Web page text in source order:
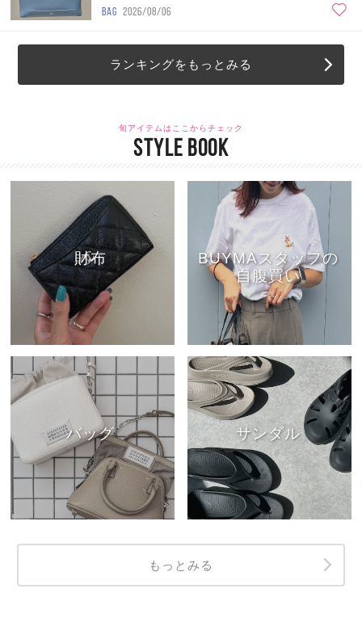
BAG 2026/08/06
ランキングをもっとみる
旬アイテムはここからチェック
STYLE BOOK
財布
BUYMAスタッフの
自腹買い
バッグ サンダル
もっとみる